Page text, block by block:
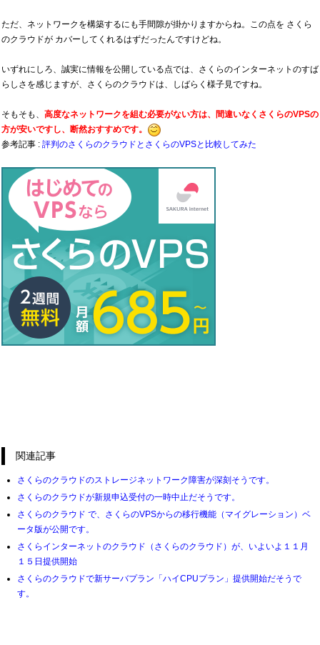
ただ、ネットワークを構築するにも手間隙が掛かりますからね。この点を さくら
のクラウドが カバーしてくれるはずだったんですけどね。
いずれにしろ、誠実に情報を公開している点では、さくらのインターネットのすば
らしさを感じますが、さくらのクラウドは、しばらく様子見ですね。
そもそも、 高度なネットワークを組む必要がない方は、間違いなくさくらのVPSの
方が安いですし、断然おすすめです。
参考記事 : 評判のさくらのクラウドとさくらのVPSと比較してみた
関連記事
さくらのクラウドのストレージネットワーク障害が深刻そうです。
さくらのクラウドが新規申込受付の一時中止だそうです。
さくらのクラウド で、さくらのVPSからの移行機能（マイグレーション）ベ
ータ版が公開です。
さくらインターネットのクラウド（さくらのクラウド）が、いよいよ１１月
１５日提供開始
さくらのクラウドで新サーバプラン「ハイCPUプラン」提供開始だそうで
す。